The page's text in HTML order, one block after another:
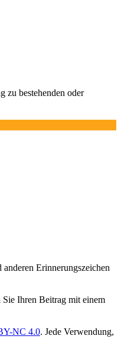
zu bestehenden oder
Erinnerungszeichen
Sie Ihren Beitrag mit einem
NC 4.0. Jede Verwendung,